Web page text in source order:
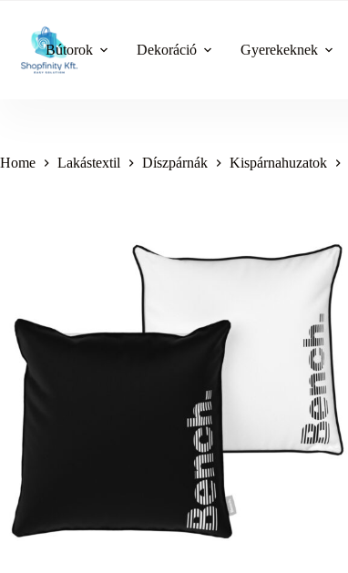
content
Bútorok Dekoráció Gyerekeknek
Home Lakástextil Díszpárnák Kispárnahuzatok